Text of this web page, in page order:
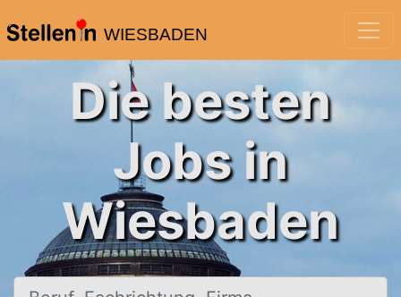
WIESBADEN
Die besten
Jobs in
Wiesbaden
Beruf, Fachrichtung, Firma